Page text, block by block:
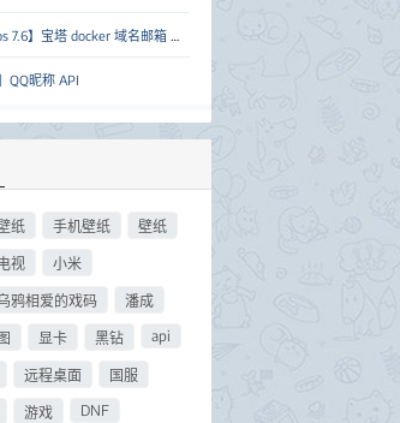
QQ昵称 API
纸 手机壁纸 壁纸
视 小米
鸦相爱的戏码 潘成
显卡 黑钻 api
远程桌面 国服
游戏 DNF